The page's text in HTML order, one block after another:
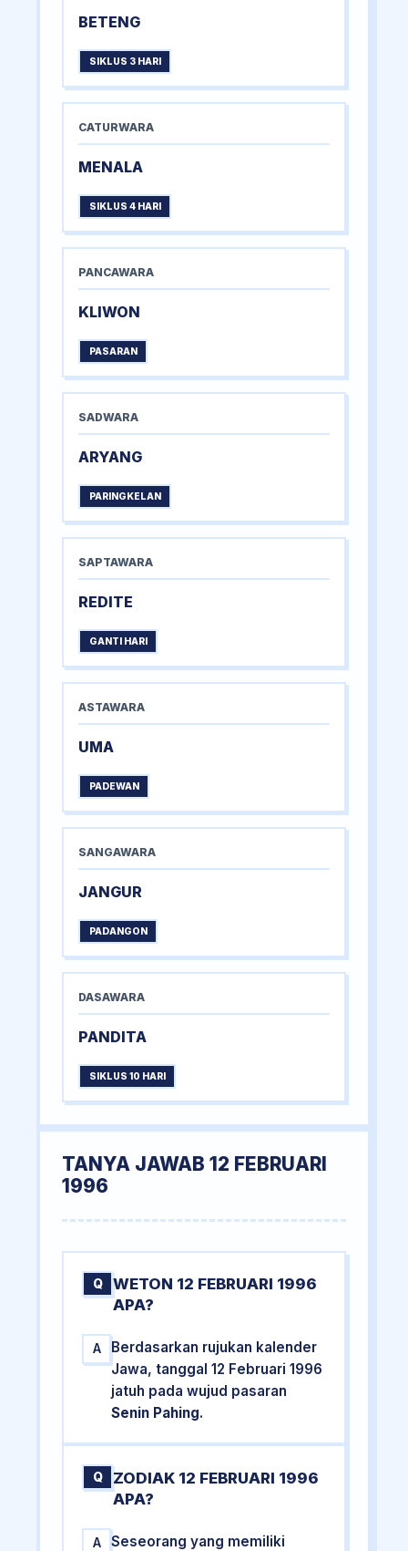
BETENG
SIKLUS 3 HARI
CATURWARA
MENALA
SIKLUS 4 HARI
PANCAWARA
KLIWON
PASARAN
SADWARA
ARYANG
PARINGKELAN
SAPTAWARA
REDITE
GANTI HARI
ASTAWARA
UMA
PADEWAN
SANGAWARA
JANGUR
PADANGON
DASAWARA
PANDITA
SIKLUS 10 HARI
TANYA JAWAB 12 FEBRUARI
1996
Q
WETON 12 FEBRUARI 1996
APA?
A
Berdasarkan rujukan kalender
Jawa, tanggal 12 Februari 1996
jatuh pada wujud pasaran
Senin Pahing.
Q
ZODIAK 12 FEBRUARI 1996
APA?
A
Seseorang yang memiliki